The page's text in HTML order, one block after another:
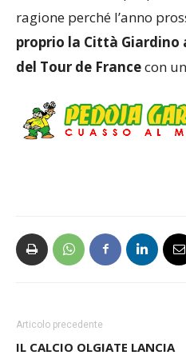
ragione perché l’anno
proprio la Città Giardino
del Tour de Francecon
Articolo precedente
IL CALCIO OLGIATE LANCIA